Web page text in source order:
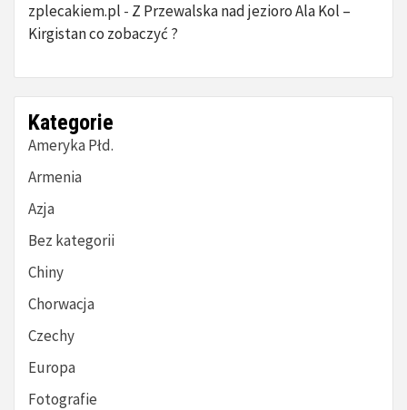
zplecakiem.pl - Z Przewalska nad jezioro Ala Kol –
Kirgistan co zobaczyć ?
Kategorie
Ameryka Płd.
Armenia
Azja
Bez kategorii
Chiny
Chorwacja
Czechy
Europa
Fotografie